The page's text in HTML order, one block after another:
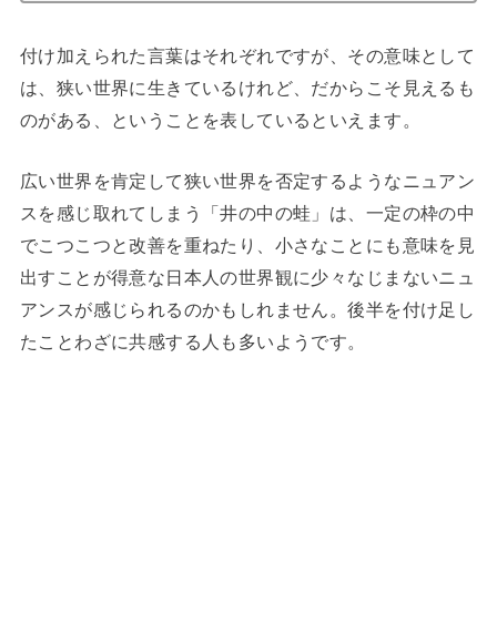
付け加えられた言葉はそれぞれですが、その意味として
は、狭い世界に生きているけれど、だからこそ見えるも
のがある、ということを表しているといえます。
広い世界を肯定して狭い世界を否定するようなニュアン
スを感じ取れてしまう「井の中の蛙」は、一定の枠の中
でこつこつと改善を重ねたり、小さなことにも意味を見
出すことが得意な日本人の世界観に少々なじまないニュ
アンスが感じられるのかもしれません。後半を付け足し
たことわざに共感する人も多いようです。